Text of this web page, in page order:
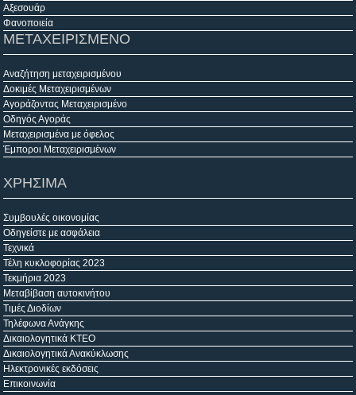
Αξεσουάρ
Φανοποιεία
ΜΕΤΑΧΕΙΡΙΣΜΕΝΟ
Αναζήτηση μεταχειρισμένου
Δοκιμές Μεταχειρισμένων
Αγοράζοντας Μεταχειρισμένο
Οδηγός Αγοράς
Μεταχειρισμένα με όφελος
Έμποροι Μεταχειρισμένων
ΧΡΗΣΙΜΑ
Συμβουλές οικονομίας
Οδηγείστε με ασφάλεια
Τεχνικά
Τέλη κυκλοφορίας 2023
Τεκμήρια 2023
Μεταβίβαση αυτοκινήτου
Τιμές Διοδίων
Τηλέφωνα Ανάγκης
Δικαιολογητικά ΚΤΕΟ
Δικαιολογητικά Ανακύκλωσης
Ηλεκτρονικές εκδόσεις
Επικοινωνία